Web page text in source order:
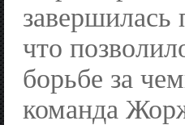
завершилась
что
борьбе за
команда